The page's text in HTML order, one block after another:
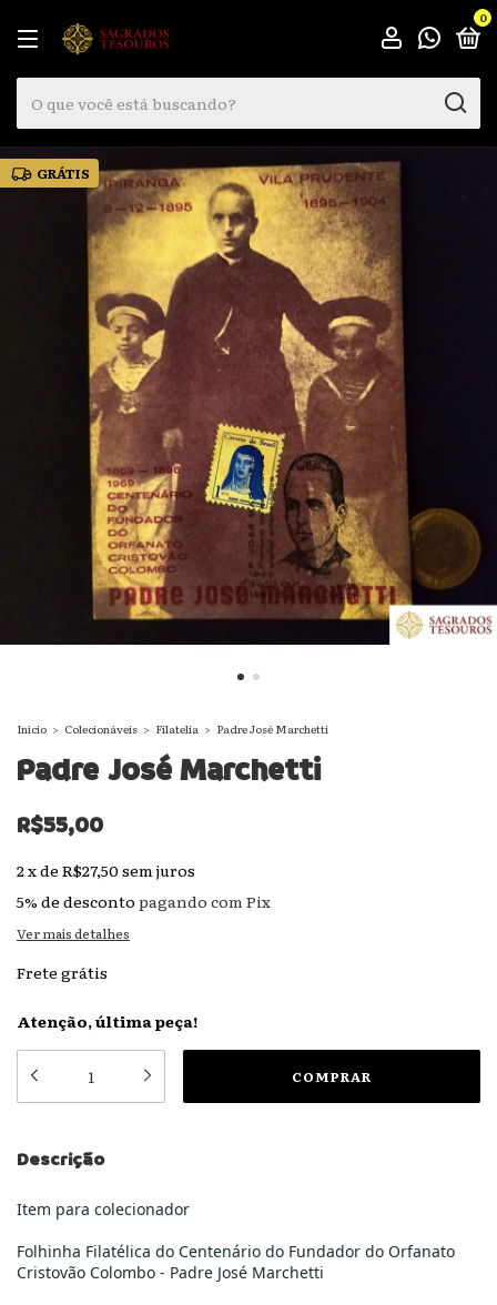
0
GRÁTIS
Início > Colecionáveis > Filatelia > Padre José Marchetti
Padre José Marchetti
R$55,00
2xde R$27,50 sem juros
5% de desconto pagando com Pix
Ver mais detalhes
Frete grátis
Atenção, última peça!
Descrição
Item para colecionador
Folhinha Filatélica do Centenário do Fundador do Orfanato
Cristovão Colombo - Padre José Marchetti